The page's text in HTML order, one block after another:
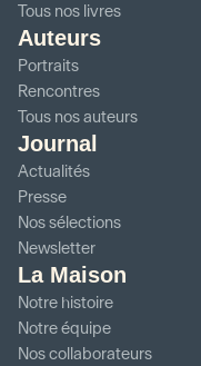
Tous nos livres
Auteurs
Portraits
Rencontres
Tous nos auteurs
Journal
Actualités
Presse
Nos sélections
Newsletter
La Maison
Notre histoire
Notre équipe
Nos collaborateurs